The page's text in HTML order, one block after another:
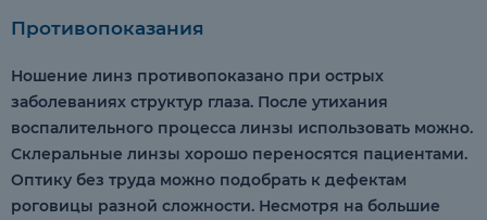
Противопоказания
Ношение линз противопоказано при острых
заболеваниях структур глаза. После утихания
воспалительного процесса линзы использовать можно.
Склеральные линзы хорошо переносятся пациентами.
Оптику без труда можно подобрать к дефектам
роговицы разной сложности. Несмотря на большие